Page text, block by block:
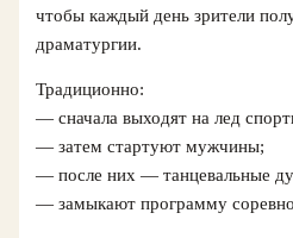
чтобы каждый день зрители
драматургии.
Традиционно:
— сначала выходят на лед
— затем стартуют мужчины;
— после них — танцевальные
— замыкают программу